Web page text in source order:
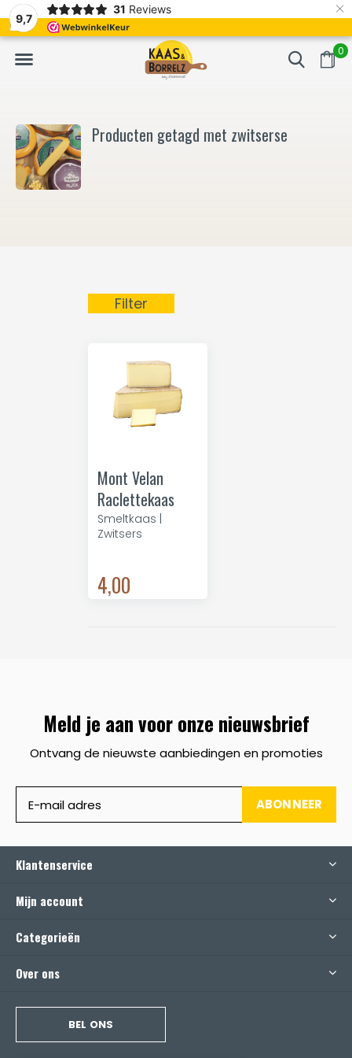
9,7
31 Reviews ×
0
Vers van het mes en gevacumeerd Vaak volgende
Producten getagd met zwitserse
Filter
Mont Velan
Raclettekaas
Smeltkaas |
Zwitsers
4,00
Meld je aan voor onze nieuwsbrief
Ontvang de nieuwste aanbiedingen en promoties
ABONNEER
Klantenservice
Mijn account
Categorieën
Over ons
BEL ONS